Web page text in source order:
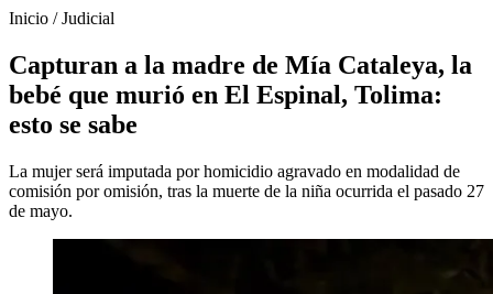
Inicio /Judicial
Capturan a la madre de Mía Cataleya, la
bebé que murió en El Espinal, Tolima:
esto se sabe
La mujer será imputada por homicidio agravado en modalidad de
comisión por omisión, tras la muerte de la niña ocurrida el pasado 27
de mayo.